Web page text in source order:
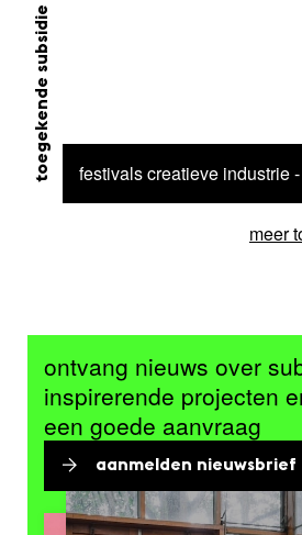
festivals creatieve industrie
toegekende subsidie
meer
ontvang nieuws over
inspirerende projecten
een goede aanvraag
aanmelden nieuwsbrief